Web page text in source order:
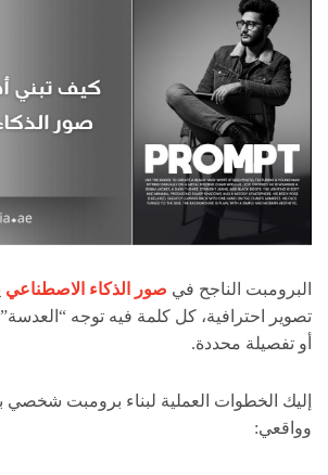
البرومبت الناجح في صور الذكاء الاصطناعي
تصوير احترافية، كل كلمة فيه توجه
أو تفصيلة محددة.
إليك الخطوات العملية لبناء برومبت
وواقعي: